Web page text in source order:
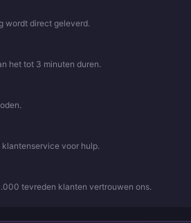
wordt direct geleverd.
het tot 3 minuten duren.
voor hulp.
tevreden klanten vertrouwen ons.